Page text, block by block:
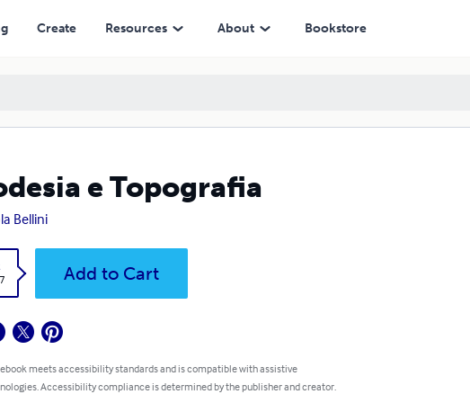
Create Resources About Bookstore
e Topografia
Bellini
Add to Cart
meets accessibility standards and is compatible with assistive
Accessibility compliance is determined by the publisher and creator.